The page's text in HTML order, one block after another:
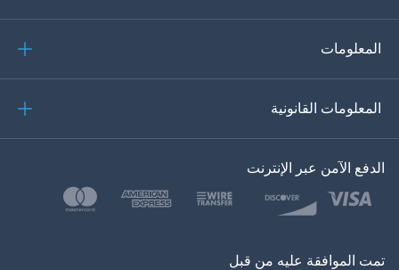
한?의의
بولسكي
المعلومات
المعلومات القانونية
الدفع الآمن عبر الإنترنت
تمت الموافقة عليه من قبل